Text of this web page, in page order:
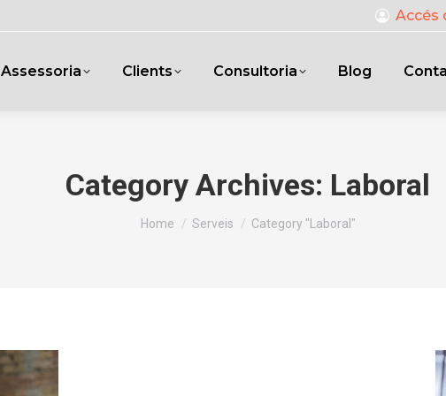
Accés
Assessoria Clients Consultoria Blog
Category Archives: Laboral
You are here:
Home Serveis Category "Laboral"